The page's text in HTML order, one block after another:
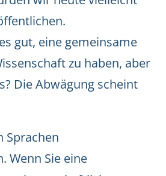
gut, eine gemeinsame
zu haben, aber
Die Abwägung scheint
Sprachen
Wenn Sie eine